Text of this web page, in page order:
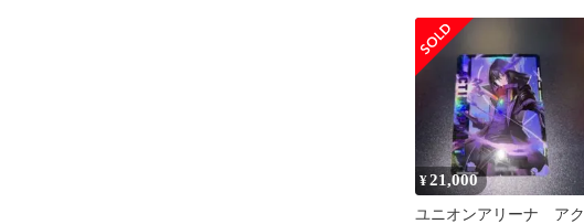
ファ
¥21,000
ユニオンアリーナ アク